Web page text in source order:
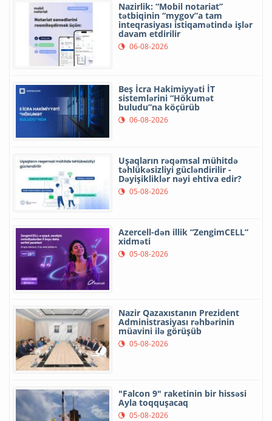
Nazirlik: “Mobil notariat”
tətbiqinin “mygov”a tam
inteqrasiyası istiqamətində işlər
davam etdirilir
06-08-2026
Beş İcra Hakimiyyəti İT
sistemlərini “Hökumət
buludu”na köçürüb
06-08-2026
Uşaqların rəqəmsal mühitdə
təhlükəsizliyi gücləndirilir -
Dəyişikliklər nəyi ehtiva edir?
05-08-2026
Azercell-dən illik “ZengimCELL”
xidməti
05-08-2026
Nazir Qazaxıstanın Prezident
Administrasiyası rəhbərinin
müavini ilə görüşüb
05-08-2026
"Falcon 9" raketinin bir hissəsi
Ayla toqquşacaq
05-08-2026